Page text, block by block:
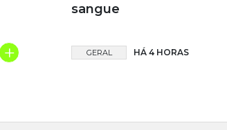
+
sangue
GERAL HÁ 4 HORAS